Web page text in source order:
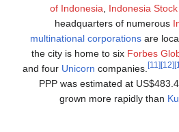
of Indonesia, Indonesia
headquarters of numerous
multinational corporations are
the city is home to six Forbes
and four Unicorn companies. [11] [12]
PPP was estimated at
grown more rapidly than